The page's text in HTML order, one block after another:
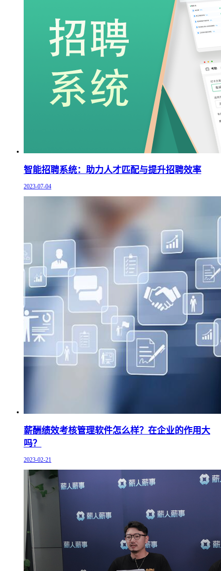
智能招聘系统：助力人才匹配与提升招聘效率
2023-07-04
薪酬绩效考核管理软件怎么样？在企业的作用大
吗？
2023-02-21